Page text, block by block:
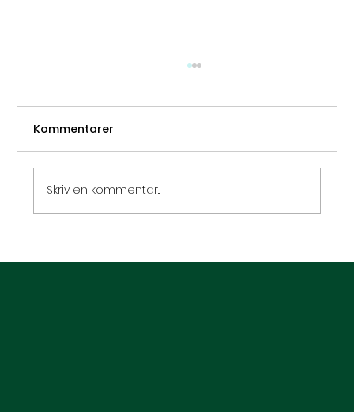
Kommentarer
Skriv en kommentar...